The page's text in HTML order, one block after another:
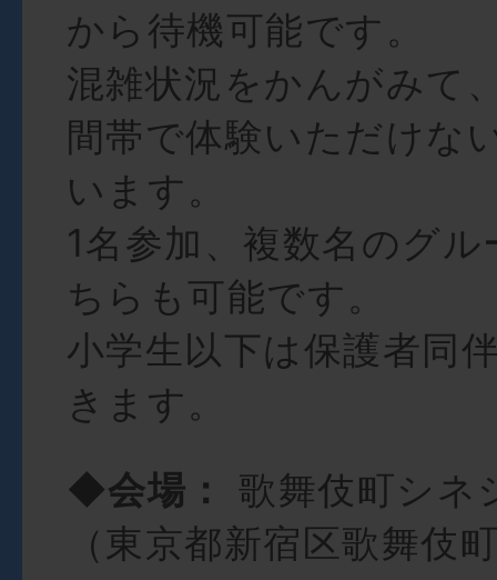
から待機可能です。
混雑状況をかんがみて
間帯で体験いただけな
います。
1名参加、複数名のグ
ちらも可能です。
小学生以下は保護者同
きます。
◆会場：
歌舞伎町シネ
（東京都新宿区歌舞伎